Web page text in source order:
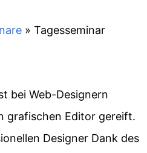
» Tagesseminar
bei Web-Designern
grafischen Editor gereift.
Designer Dank des